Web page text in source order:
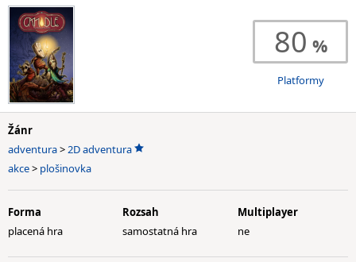
80
Platformy
Žánr
adventura>2D adventura
akce> plošinovka
Forma
placená hra
Rozsah
samostatná hra
Multiplayer
ne